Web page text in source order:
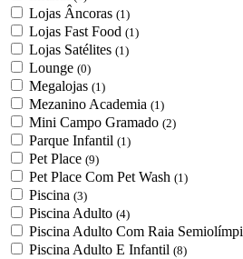
Lojas Âncoras (1)
Lojas Fast Food (1)
Lojas Satélites (1)
Lounge (0)
Megalojas (1)
Mezanino Academia (1)
Mini Campo Gramado (2)
Parque Infantil (1)
Pet Place (9)
Pet Place Com Pet Wash (1)
Piscina (3)
Piscina Adulto (4)
Piscina Adulto Com Raia
Piscina Adulto E Infantil (8)